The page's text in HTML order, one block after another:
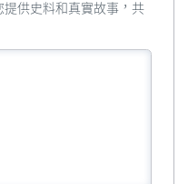
提供史料和真實故事，共